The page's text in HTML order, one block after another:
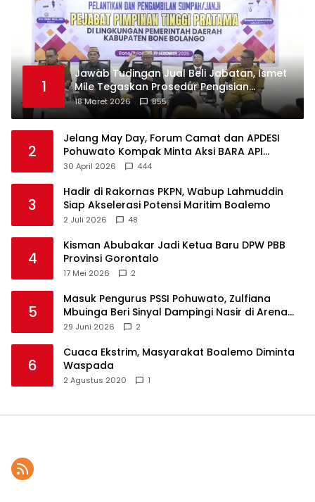
1
Jawab Tudingan Jual Beli Jabatan, Ismet
Mile Tegaskan Prosedur Pengisian
Jabatan
18 Maret 2026 855
2
Jelang May Day, Forum Camat dan APDESI
Pohuwato Kompak Minta Aksi BARA API
Ditunda
30 April 2026 444
3
Hadir di Rakornas PKPN, Wabup Lahmuddin
Siap Akselerasi Potensi Maritim Boalemo
2 Juli 2026 48
4
Kisman Abubakar Jadi Ketua Baru DPW PBB
Provinsi Gorontalo
17 Mei 2026 2
5
Masuk Pengurus PSSI Pohuwato, Zulfiana
Mbuinga Beri Sinyal Dampingi Nasir di Arena
Politik ?
29 Juni 2026 2
6
Cuaca Ekstrim, Masyarakat Boalemo Diminta
Waspada
2 Agustus 2020 1